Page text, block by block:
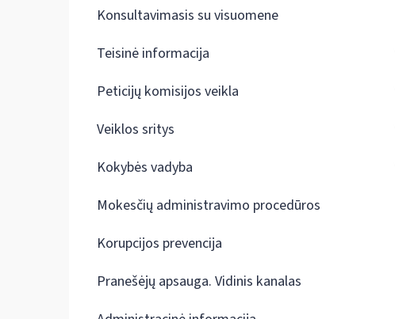
Konsultavimasis su visuomene
Teisinė informacija
Peticijų komisijos veikla
Veiklos sritys
Kokybės vadyba
Mokesčių administravimo procedūros
Korupcijos prevencija
Pranešėjų apsauga. Vidinis kanalas